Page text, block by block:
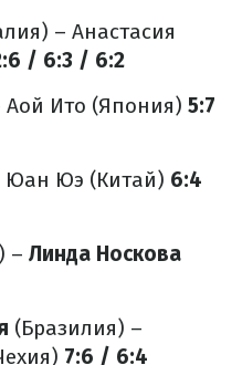
– Анастасия
/ 6:3 / 6:2
Аой Ито (Япония) 5:7
Юан Юэ (Китай) 6:4
– Линда Носкова
(Бразилия) –
7:6 / 6:4